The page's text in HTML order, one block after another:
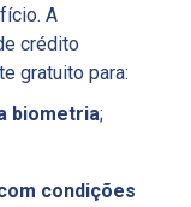
A
crédito
gratuito para:
biometria;
condições